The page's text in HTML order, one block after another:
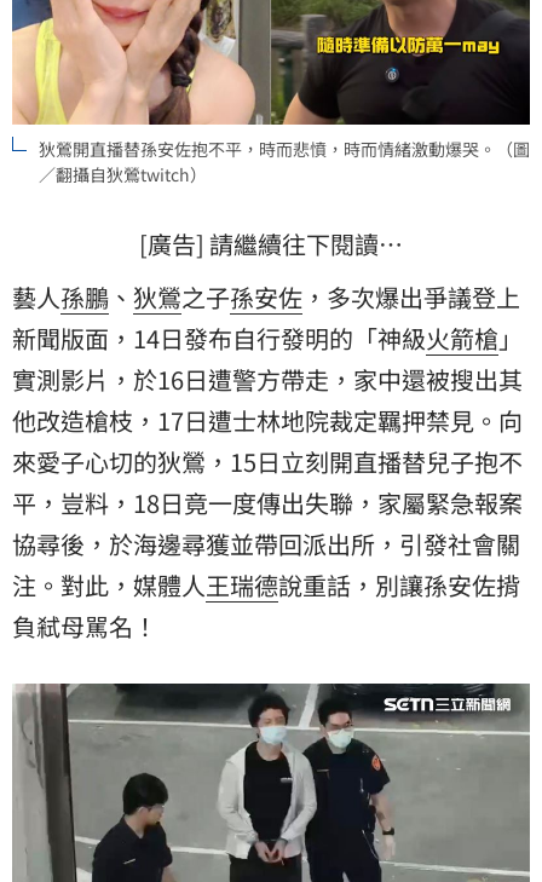
狄鶯開直播替孫安佐抱不平，時而悲憤，時而情緒激動爆哭。（圖
／翻攝自狄鶯twitch）
[廣告] 請繼續往下閱讀…
藝人孫鵬 、 狄鶯之子孫安佐 ，多次爆出爭議登上
新聞版面，14日發布自行發明的「神級火箭槍 」
實測影片，於16日遭警方帶走，家中還被搜出其
他改造槍枝，17日遭士林地院裁定羈押禁見。向
來愛子心切的狄鶯，15日立刻開直播替兒子抱不
平，豈料，18日竟一度傳出失聯，家屬緊急報案
協尋後，於海邊尋獲並帶回派出所，引發社會關
注。對此，媒體人王瑞德說重話，別讓孫安佐揹
負弒母駡名！